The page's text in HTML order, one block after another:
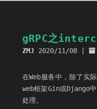
gRPC之
ZMJ 2020/11/08
在Web服务中，除了实
web框架Gin或Django
处理。